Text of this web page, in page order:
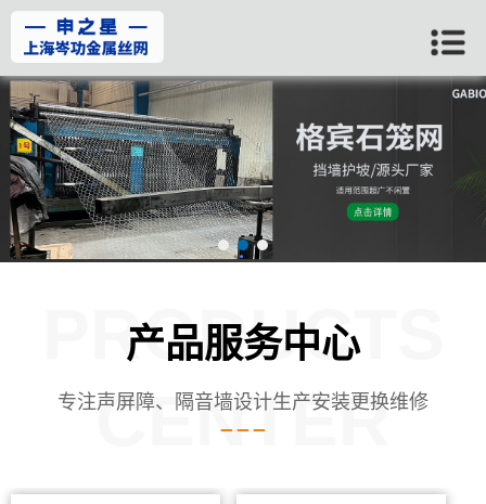
产品服务中心
PRODUCTS
CENTER
专注声屏障、隔音墙设计生产安装更换维修